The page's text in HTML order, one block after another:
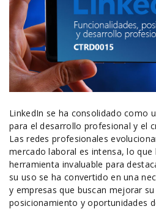
LinkedIn se ha consolidado como
para el desarrollo profesional y el
Las redes profesionales
mercado laboral es intensa, lo que
herramienta invaluable para
su uso se ha convertido en una
y empresas que buscan mejorar su
posicionamiento y oportunidades